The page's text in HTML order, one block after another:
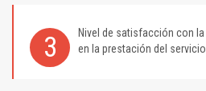
3 Nivel de satisfacción con la
en la prestación del servicio